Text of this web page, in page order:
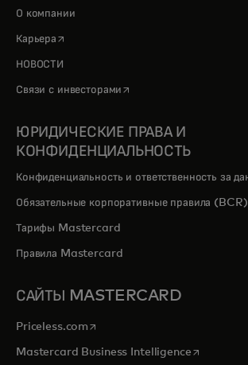
О компании
Карьера opens in a new tab
НОВОСТИ
Связи с инвесторами opens in a new tab
ЮРИДИЧЕСКИЕ ПРАВА И
КОНФИДЕНЦИАЛЬНОСТЬ
Конфиденциальность и ответственность за
Обязательные корпоративные правила (BCR)
Тарифы Mastercard
Правила Mastercard
САЙТЫ MASTERCARD
Priceless.com opens in a new tab
Mastercard Business Intelligenceopens in a